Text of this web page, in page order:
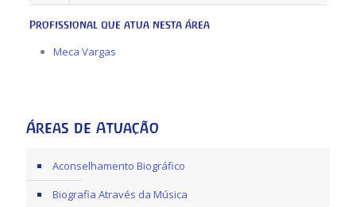
Profissional que atua nesta área
Meca Vargas
Áreas de Atuação
Aconselhamento Biográfico
Biografia Através da Música